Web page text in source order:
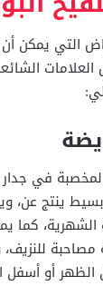
التي يمكن
في
ينتج عن،
الشهرية، كما
الظهر أو